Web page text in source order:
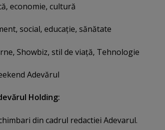
economie, cultură
social, educaţie, sănătate
Showbiz, stil de viaţă, Tehnologie
Adevărul
Holding:
din cadrul redactiei Adevarul.